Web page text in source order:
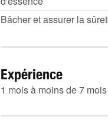
Bâcher et assurer la
Expérience
1 mois à moins de 7 mois